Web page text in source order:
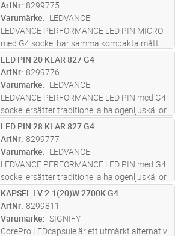
kompatibel med befintlig
ArtNr 8299775
Varumärke
LEDVANCE
LEDVANCE PERFORMANCE LED PIN MICRO
med G4 sockel har samma kompakta mått
som tillsvarande halogenljuskälla. Idealisk för
dekorativa och fribrinnande applikationer. Ger
en stämningsfull accentbelysnin
ST Lägg i kundvagn
LED PIN 20 KLAR 827 G4
ArtNr 8299776
Varumärke
LEDVANCE
LEDVANCE PERFORMANCE LED PIN med G4
sockel ersätter traditionella halogenljuskällor.
Nya versioner med ännu mer kompakta mått
gör det möjligt att ersätta små
halogenljuskällor i mycket större utsträc
mer
ST Lägg i kundvagn
LED PIN 28 KLAR 827 G4
ArtNr 8299777
Varumärke
LEDVANCE
LEDVANCE PERFORMANCE LED PIN med G4
sockel ersätter traditionella halogenljuskällor.
Nya versioner med ännu mer kompakta mått
gör det möjligt att ersätta små
halogenljuskällor i mycket större utsträc
mer
ST Lägg i kundvagn
KAPSEL LV 2.1(20)W 2700K G4
ArtNr 8299811
Varumärke
SIGNIFY
CorePro LEDcapsule är ett utmärkt alternativ